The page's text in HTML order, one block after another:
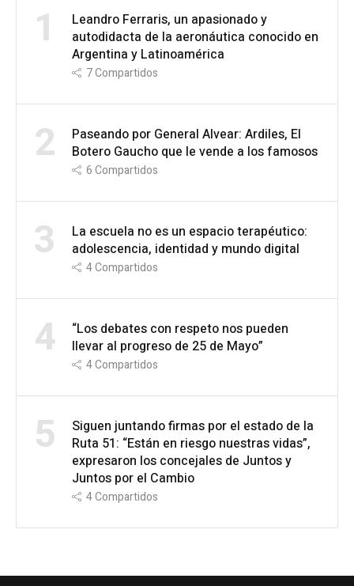
1
Leandro Ferraris, un apasionado y
autodidacta de la aeronáutica conocido en
Argentina y Latinoamérica
7Compartidos
2
Paseando por General Alvear: Ardiles, El
Botero Gaucho que le vende a los famosos
6Compartidos
3
La escuela no es un espacio terapéutico:
adolescencia, identidad y mundo digital
4Compartidos
4
“Los debates con respeto nos pueden
llevar al progreso de 25 de Mayo”
4Compartidos
5
Siguen juntando firmas por el estado de la
Ruta 51: “Están en riesgo nuestras vidas”,
expresaron los concejales de Juntos y
Juntos por el Cambio
4Compartidos